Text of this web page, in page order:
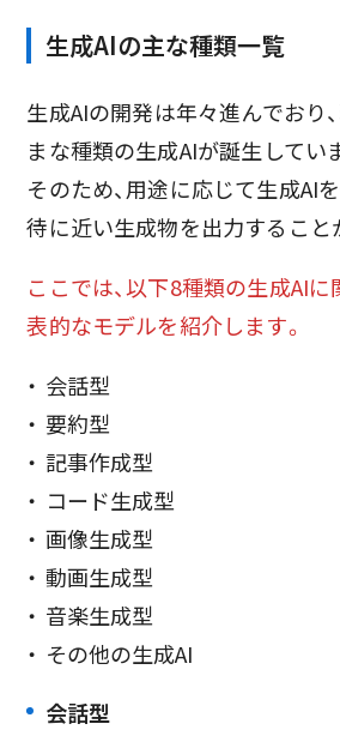
生成AIの主な種類一覧
生成AIの開発は年々進んでおり
まな種類の生成AIが誕生してい
そのため、用途に応じて生成AI
待に近い生成物を出力すること
ここでは、以下8種類の生成AIに
表的なモデルを紹介します。
会話型
要約型
記事作成型
コード生成型
画像生成型
動画生成型
音楽生成型
その他の生成AI
会話型